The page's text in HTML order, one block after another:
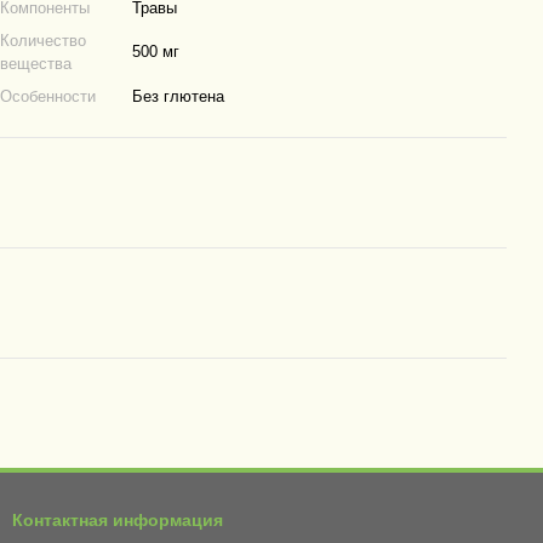
Компоненты
Травы
Количество
вещества
500 мг
Особенности Без глютена
Контактная информация